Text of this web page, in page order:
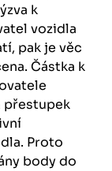
k
vozidla
pak je věc
Částka k
přestupek
Proto
body do